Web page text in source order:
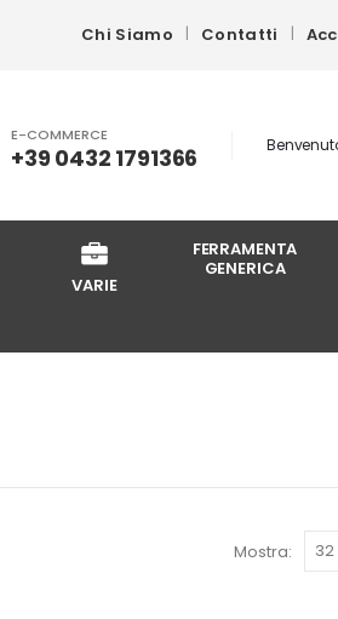
Chi Siamo Contatti
E-COMMERCE
+39 0432 1791366
VARIE
FERRAMENTA
GENERICA
Mostra: